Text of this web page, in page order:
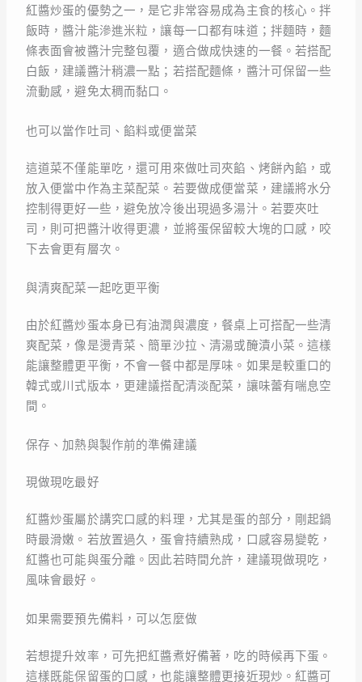
紅醬炒蛋的優勢之一，是它非常容易成為主食的核心。拌
飯時，醬汁能滲進米粒，讓每一口都有味道；拌麵時，麵
條表面會被醬汁完整包覆，適合做成快速的一餐。若搭配
白飯，建議醬汁稍濃一點；若搭配麵條，醬汁可保留一些
流動感，避免太稠而黏口。
也可以當作吐司、餡料或便當菜
這道菜不僅能單吃，還可用來做吐司夾餡、烤餅內餡，或
放入便當中作為主菜配菜。若要做成便當菜，建議將水分
控制得更好一些，避免放冷後出現過多湯汁。若要夾吐
司，則可把醬汁收得更濃，並將蛋保留較大塊的口感，咬
下去會更有層次。
與清爽配菜一起吃更平衡
由於紅醬炒蛋本身已有油潤與濃度，餐桌上可搭配一些清
爽配菜，像是燙青菜、簡單沙拉、清湯或醃漬小菜。這樣
能讓整體更平衡，不會一餐中都是厚味。如果是較重口的
韓式或川式版本，更建議搭配清淡配菜，讓味蕾有喘息空
間。
保存、加熱與製作前的準備建議
現做現吃最好
紅醬炒蛋屬於講究口感的料理，尤其是蛋的部分，剛起鍋
時最滑嫩。若放置過久，蛋會持續熟成，口感容易變乾，
紅醬也可能與蛋分離。因此若時間允許，建議現做現吃，
風味會最好。
如果需要預先備料，可以怎麼做
若想提升效率，可先把紅醬煮好備著，吃的時候再下蛋。
這樣既能保留蛋的口感，也能讓整體更接近現炒。紅醬可